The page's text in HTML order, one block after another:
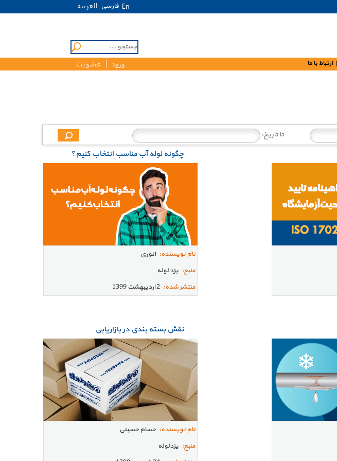
En فارسی العربیه
ارتباط با ما ورود عضویت
تا تاریخ:
چگونه لوله آب مناسب انتخاب کنیم؟
نام نویسنده: انوری
منبع: یزد لوله
منتشر شده: 2 اردیبهشت 1399
نقش بسته بندی در بازاریابی
نام نویسنده: حسام حسینی
منبع: یزدلوله